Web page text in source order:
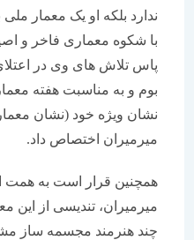
ندارد بلکه او یک معمار ملی با
با شکوه معماری فاخر و اصیل
پاس تلاش های وی در اعتلای
بوم و به مناسبت هفته معماری و
نشان ویژه خود (نشان معماری
میرمیران اختصاص داد.
همچنین قرار است به همت انجمن
میرمیران، تندیسی از این معمار
چند هنرمند مجسمه ساز مشغول